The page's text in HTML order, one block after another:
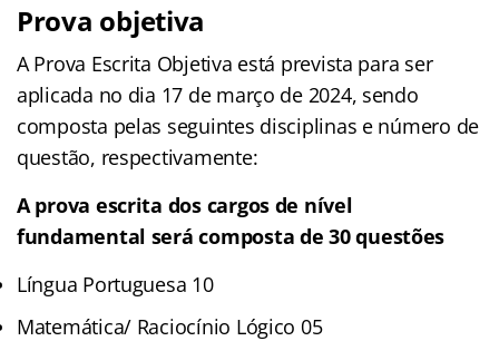
Prova objetiva
A Prova Escrita Objetiva está prevista para ser
aplicada no dia 17 de março de 2024, sendo
composta pelas seguintes disciplinas e número de
questão, respectivamente:
A prova escrita dos cargos de nível
fundamental será composta de 30 questões
Língua Portuguesa 10
Matemática/ Raciocínio Lógico 05